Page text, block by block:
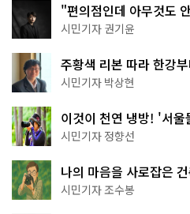
"편의점인데 아무것도
한 편의점의 정체
시민기자 권기윤
주황색 리본 따라 한강
서울둘레길 15코스
시민기자 박상현
이것이 천연 냉방! '서
나볼까
시민기자 정향선
나의 마음을 사로잡은
상작 공개!
시민기자 조수봉